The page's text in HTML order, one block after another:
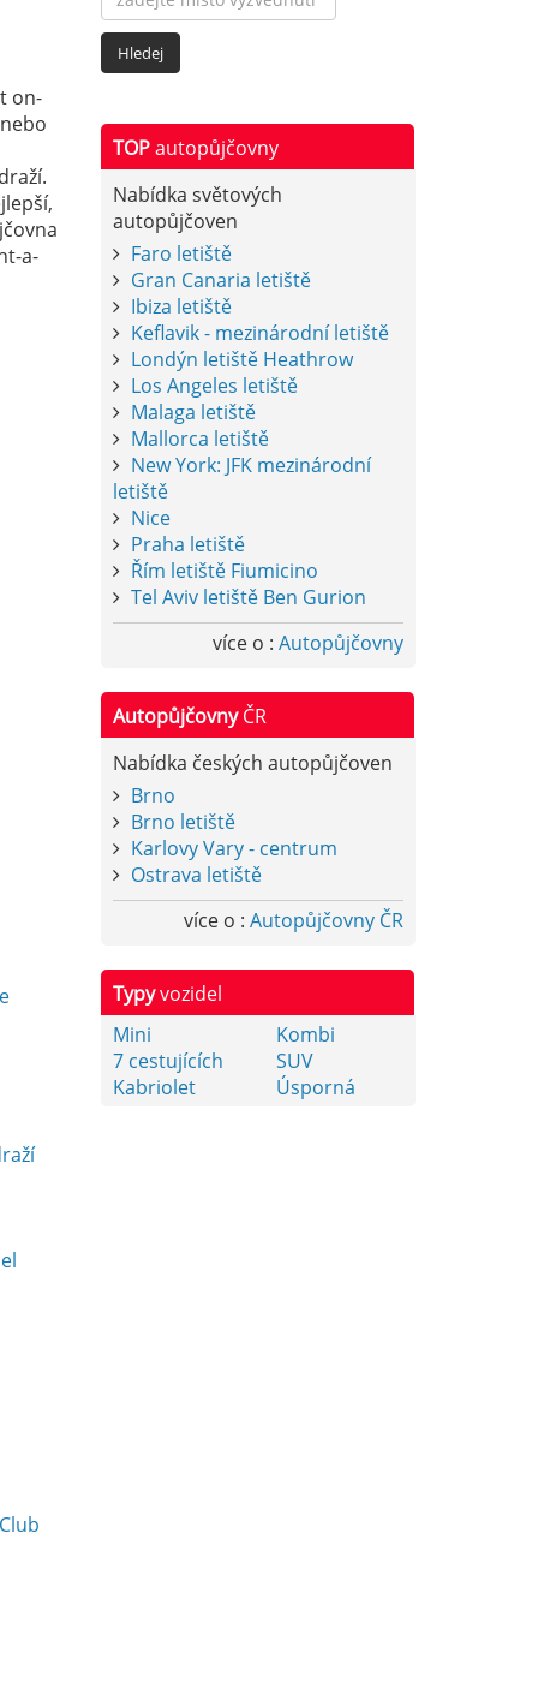
on-
a-
TOPautopůjčovny
Nabídka světových
autopůjčoven
Faro letiště
Gran Canaria letiště
Ibiza letiště
Keflavik - mezinárodní letiště
Londýn letiště Heathrow
Los Angeles letiště
Malaga letiště
Mallorca letiště
New York: JFK mezinárodní
letiště
Nice
Praha letiště
Řím letiště Fiumicino
Tel Aviv letiště Ben Gurion
více o : Autopůjčovny
AutopůjčovnyČR
Nabídka českých autopůjčoven
Brno
Brno letiště
Karlovy Vary - centrum
Ostrava letiště
více o : Autopůjčovny ČR
Typyvozidel
Mini
Kombi
7 cestujících
SUV
Kabriolet
Úsporná